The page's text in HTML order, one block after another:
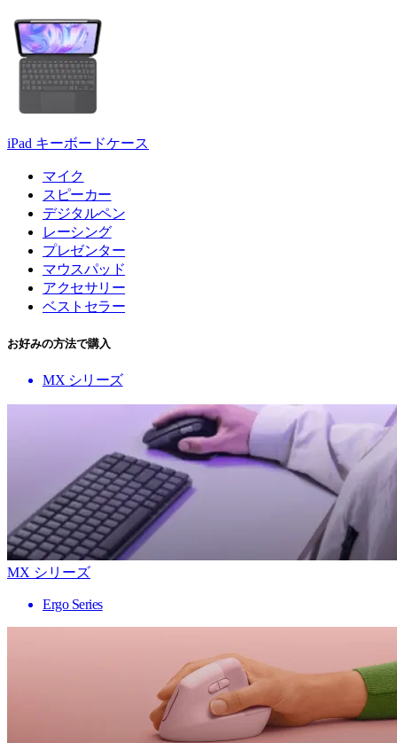
iPad キーボードケース
マイク
スピーカー
デジタルペン
レーシング
プレゼンター
マウスパッド
アクセサリー
ベストセラー
お好みの方法で購入
MX シリーズ
MX シリーズ
Ergo Series